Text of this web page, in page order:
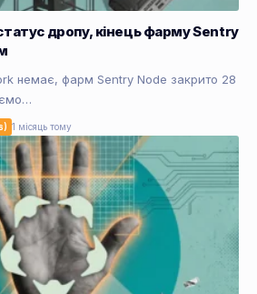
дропу, кінець фарму Sentry
немає, фарм Sentry Node закрито 28
1 місяць тому